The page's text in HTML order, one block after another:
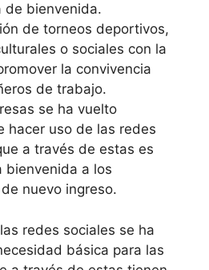
de bienvenida.
de torneos deportivos,
o sociales con la
la convivencia
de trabajo.
se ha vuelto
hacer uso de las redes
a través de estas es
bienvenida a los
nuevo ingreso.
redes sociales se ha
básica para las